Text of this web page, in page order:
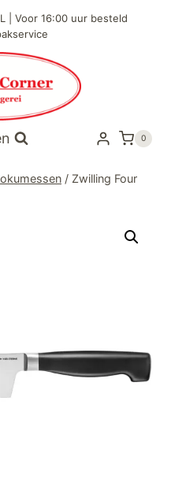
| Voor 16:00 uur besteld
0
/ Zwilling Four